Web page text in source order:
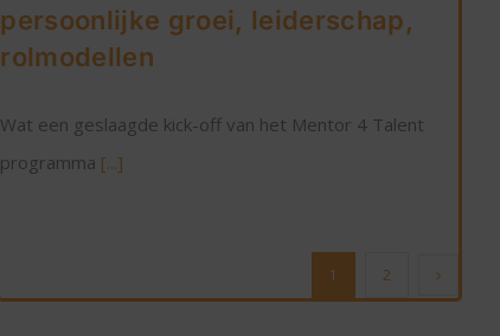
persoonlijke groei, leiderschap,
rolmodellen
Wat een geslaagde kick-off van het Mentor 4 Talent
programma [...]
1 2